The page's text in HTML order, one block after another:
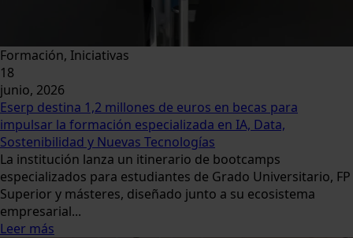
Formación, Iniciativas
18
junio, 2026
Eserp destina 1,2 millones de euros en becas para
impulsar la formación especializada en IA, Data,
Sostenibilidad y Nuevas Tecnologías
La institución lanza un itinerario de bootcamps
especializados para estudiantes de Grado Universitario, FP
Superior y másteres, diseñado junto a su ecosistema
empresarial...
Leer más